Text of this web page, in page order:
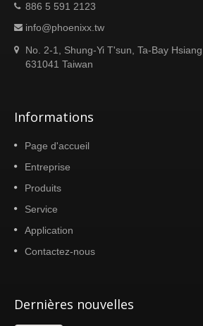
886 5 591 2123
info@phoenixx.tw
No. 2-1, Shung-Yi T'sun, Ta-Bay
631041 Taiwan
Informations
Page d'accueil
Entreprise
Produits
Service
Application
Contactez-nous
Dernières nouvelles